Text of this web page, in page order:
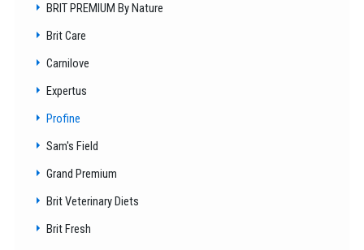
BRIT PREMIUM By Nature
Brit Care
Carnilove
Expertus
Profine
Sam's Field
Grand Premium
Brit Veterinary Diets
Brit Fresh